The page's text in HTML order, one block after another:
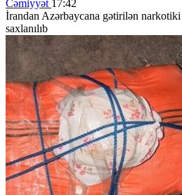
Cəmiyyət 17:42
İrandan Azərbaycana gətirilən narkotiki
saxlanılıb